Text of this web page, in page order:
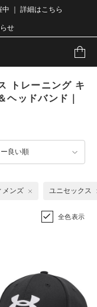
｜ 詳細はこちら
せ
トレーニング キ
ヘッドバンド｜
良い順
メンズ ユニセックス
全色表示